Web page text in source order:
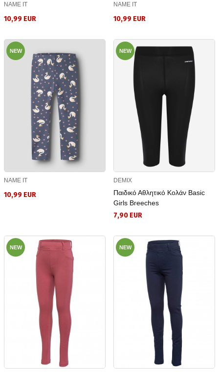
NAME IT
10,99 EUR
NAME IT
10,99 EUR
NEW
NAME IT
10,99 EUR
NEW
DEMIX
Παιδικό Αθλητικό Κολάν Basic
Girls Breeches
7,90 EUR
NEW NEW